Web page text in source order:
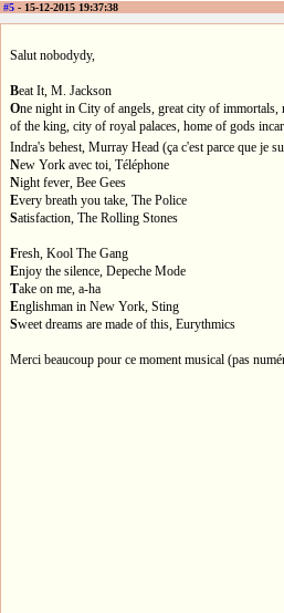
#5 - 15-12-2015 19:37:38
Salut nobodydy,
Beat It, M. Jackson
One night in City of angels, great city of immortals,
of the king, city of royal palaces, home of gods
Indra's behest, Murray Head (ça c'est parce que je
New York avec toi, Téléphone
Night fever, Bee Gees
Every breath you take, The Police
Satisfaction, The Rolling Stones
Fresh, Kool The Gang
Enjoy the silence, Depeche Mode
Take on me, a-ha
Englishman in New York, Sting
Sweet dreams are made of this, Eurythmics
Merci beaucoup pour ce moment musical (pas